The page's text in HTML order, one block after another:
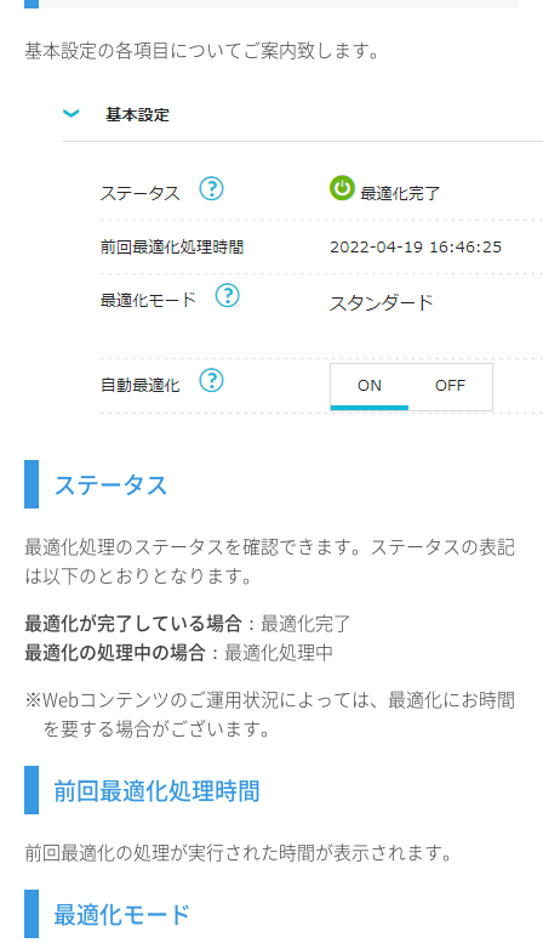
基本設定の各項目についてご案内致します。
ステータス
最適化処理のステータスを確認できます。ステータスの表記
は以下のとおりとなります。
最適化が完了している場合 ：最適化完了
最適化の処理中の場合 ：最適化処理中
※Webコンテンツのご運用状況によっては、最適化にお時間
を要する場合がございます。
前回最適化処理時間
前回最適化の処理が実行された時間が表示されます。
最適化モード